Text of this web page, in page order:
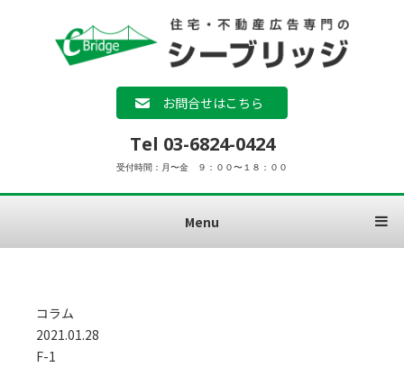
お問合せはこちら
Tel 03-6824-0424
受付時間：月〜金 ９：００〜１８：００
Menu
コラム
2021.01.28
F-1